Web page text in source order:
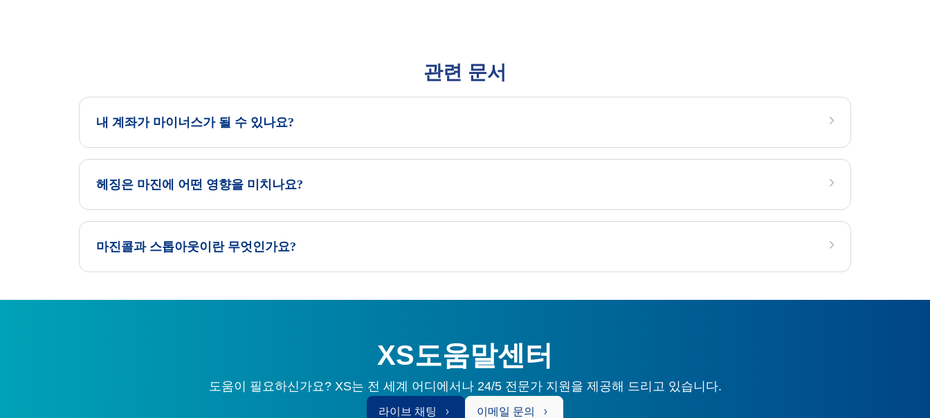
관련 문서
내 계좌가 마이너스가 될 수 있나요?
헤징은 마진에 어떤 영향을 미치나요?
마진콜과 스톱아웃이란 무엇인가요?
XS도움말센터
도움이 필요하신가요? XS는 전 세계 어디에서나 24/5 전문가 지원을 제공해 드리고 있습니다.
라이브 채팅 이메일 문의